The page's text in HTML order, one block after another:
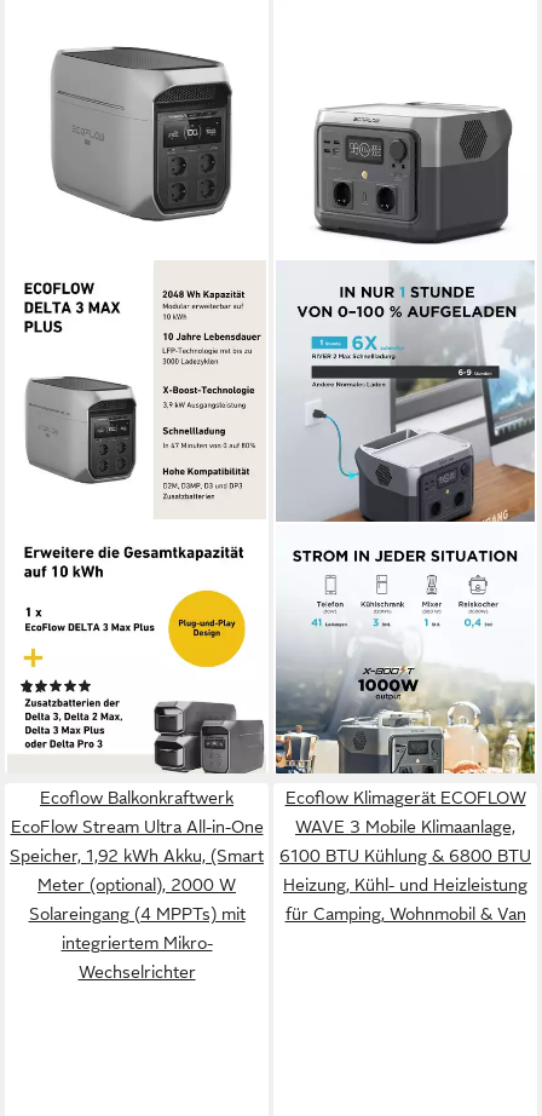
ECOFLOW
EcoFlow DELTA 3 Max Plus
Powerstation Stromspeicher,
Halterung für Dach, Fassade,
Balkon & Garten, App &
Plug&Play DE
1.219,27 €
lieferbar - in 4-5 Werktagen bei dir
ECOFLOW
EcoFlow Tragbare
Powerstation RIVER 2 Max
512 Wh Solargenerator
Powerstation River 2 Max
RIVER 2 Max 160000 mAh
(220-240 V), X-Boost
Funktion (bis zu 1000 W),
Schnellladung in 1 Stunde
ab 349,00 € UVP 699,00 €
-50%
lieferbar - in 6-7 Werktagen bei dir
Ecoflow Balkonkraftwerk
EcoFlow Stream Ultra All-in-One
Speicher, 1,92 kWh Akku, (Smart
Meter (optional), 2000 W
Solareingang (4 MPPTs) mit
integriertem Mikro-
Wechselrichter
Ecoflow Klimagerät ECOFLOW
WAVE 3 Mobile Klimaanlage,
6100 BTU Kühlung & 6800 BTU
Heizung, Kühl- und Heizleistung
für Camping, Wohnmobil & Van